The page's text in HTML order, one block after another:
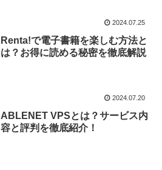
2024.07.25
Renta!で電子書籍を楽しむ方法と
は？お得に読める秘密を徹底解説
2024.07.20
ABLENET VPSとは？サービス内
容と評判を徹底紹介！